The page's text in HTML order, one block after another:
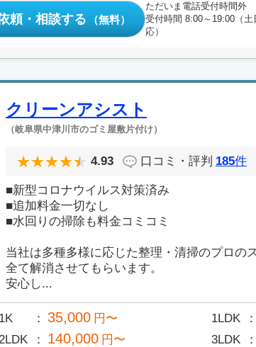
頼・相談する （無料）
ただいま電話受付時間外
受付時間 8:00～19:00（土
応）
クリーンアシスト
（岐阜県中津川市のゴミ屋敷片付け）
4.93 口コミ・評判 185件
■新型コロナウイルス対策済み
■追加料金一切なし
■水回りの掃除も料金コミコミ
当社は多種多様に応じた整理・清掃のプロの
全て解消させてもらいます。
安心し...
1K 35,000 円〜 1LDK
140,000 円〜 3LDK